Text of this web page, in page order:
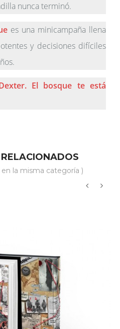
nunca terminó.
es una minicampaña llena
y decisiones difíciles
El bosque te está
la misma categoría )